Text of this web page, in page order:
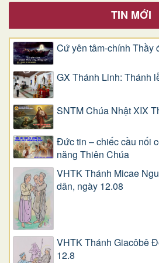
TIN MỚI
Cứ yên tâm-chính Thầy
GX Thánh Linh: Thánh
SNTM Chúa Nhật XIX
Đức tin – chiếc cầu nối
năng Thiên Chúa
VHTK Thánh Micae
dân, ngày 12.08
VHTK Thánh Giacôbê
12.8